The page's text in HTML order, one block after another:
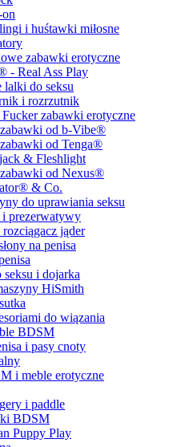
on
i huśtawki miłosne
zabawki erotyczne
- Real Ass Play
lalki do seksu
i rozrzutnik
Fucker zabawki erotyczne
zabawki od b-Vibe®
od Tenga®
& Fleshlight
zabawki od Nexus®
& Co.
do uprawiania seksu
prezerwatywy
jąder
na penisa
seksu i dojarka
HiSmith
do wiązania
BDSM
i pasy cnoty
i meble erotyczne
i paddle
BDSM
Puppy Play